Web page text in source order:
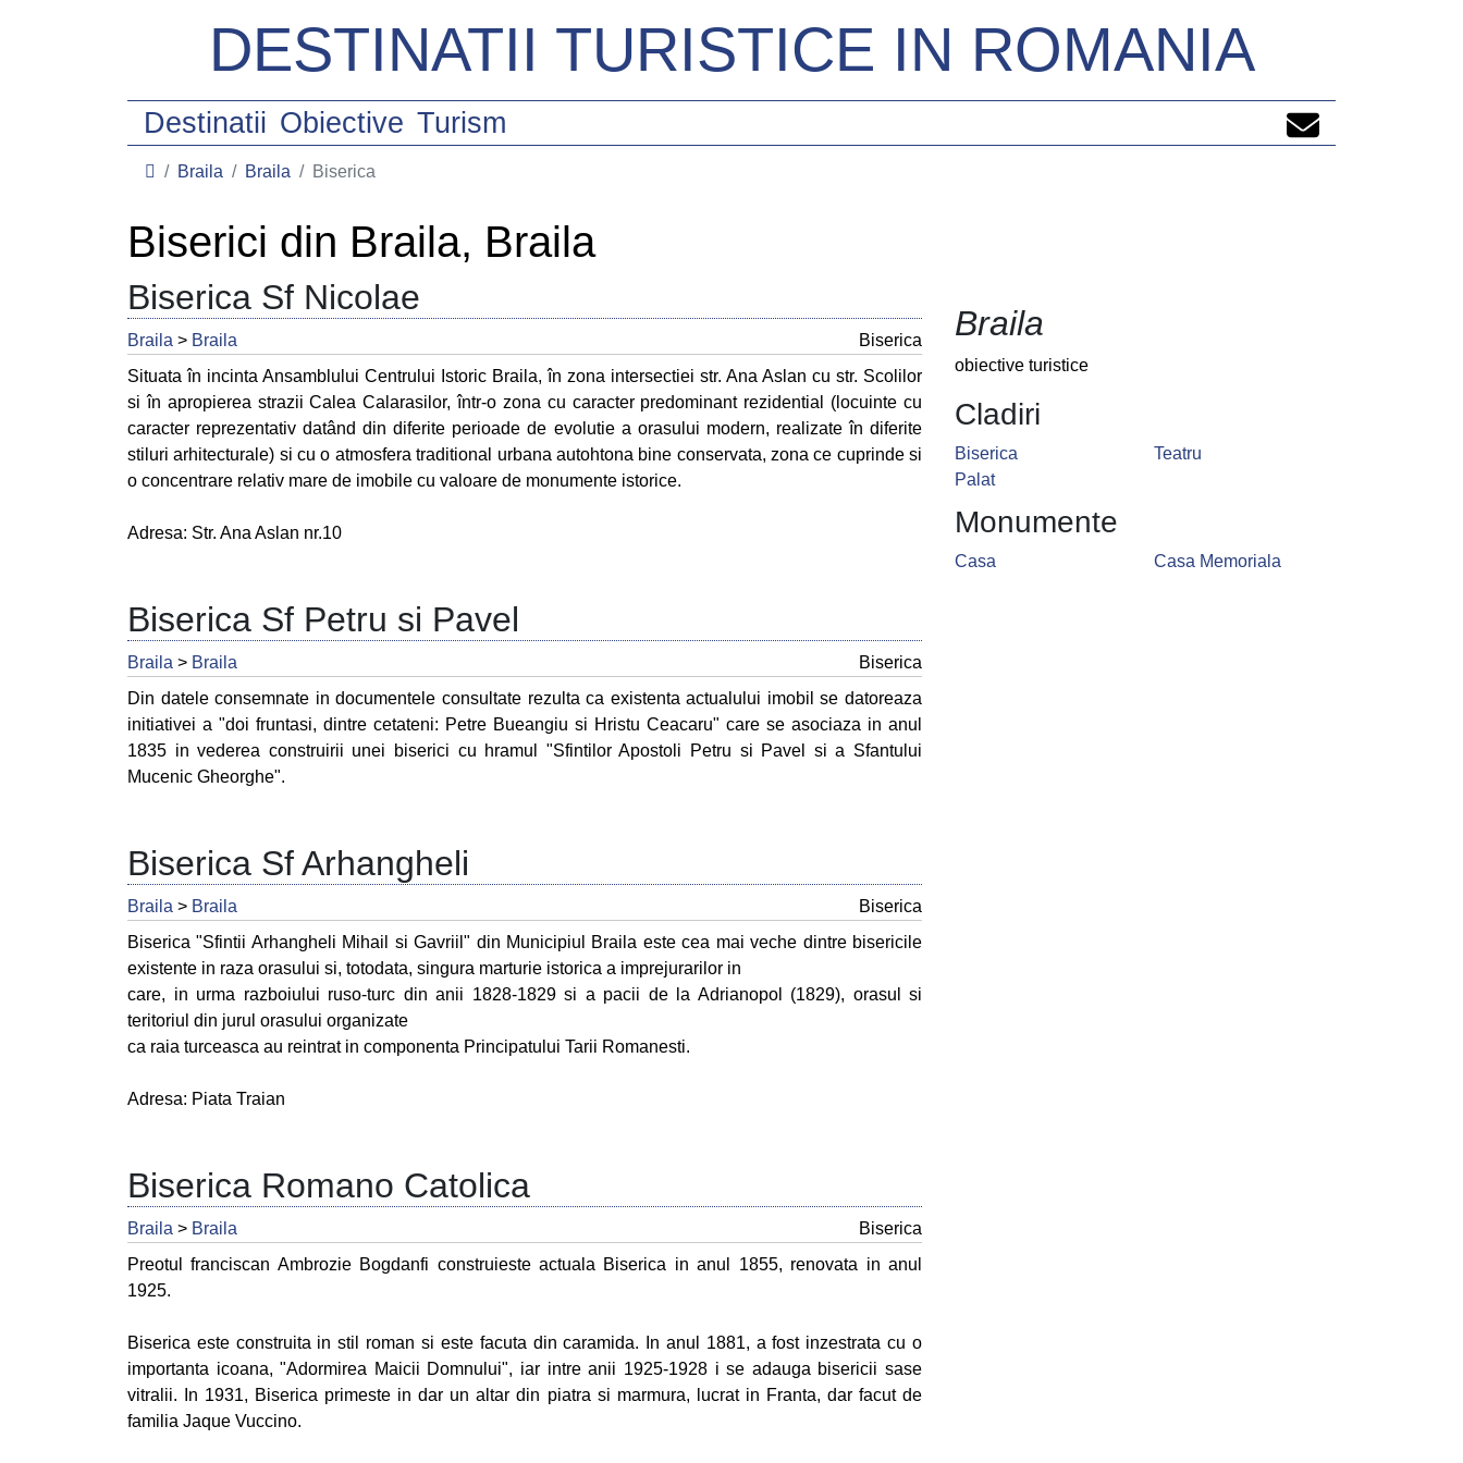
DESTINATII TURISTICE IN ROMANIA
Destinatii Obiective Turism
Braila Braila Biserica
Biserici din Braila, Braila
Biserica Sf Nicolae
Braila > Braila
Biserica
Situata în incinta Ansamblului Centrului Istoric Braila, în zona intersectiei str. Ana Aslan cu str. Scolilor
si în apropierea strazii Calea Calarasilor, într-o zona cu caracter predominant rezidential (locuinte cu
caracter reprezentativ datând din diferite perioade de evolutie a orasului modern, realizate în diferite
stiluri arhitecturale) si cu o atmosfera traditional urbana autohtona bine conservata, zona ce cuprinde si
o concentrare relativ mare de imobile cu valoare de monumente istorice.
Adresa: Str. Ana Aslan nr.10
Biserica Sf Petru si Pavel
Braila > Braila
Biserica
Din datele consemnate in documentele consultate rezulta ca existenta actualului imobil se datoreaza
initiativei a "doi fruntasi, dintre cetateni: Petre Bueangiu si Hristu Ceacaru" care se asociaza in anul
1835 in vederea construirii unei biserici cu hramul "Sfintilor Apostoli Petru si Pavel si a Sfantului
Mucenic Gheorghe".
Biserica Sf Arhangheli
Braila > Braila
Biserica
Biserica "Sfintii Arhangheli Mihail si Gavriil" din Municipiul Braila este cea mai veche dintre bisericile
existente in raza orasului si, totodata, singura marturie istorica a imprejurarilor in
care, in urma razboiului ruso-turc din anii 1828-1829 si a pacii de la Adrianopol (1829), orasul si
teritoriul din jurul orasului organizate
ca raia turceasca au reintrat in componenta Principatului Tarii Romanesti.
Adresa: Piata Traian
Biserica Romano Catolica
Braila > Braila
Biserica
Preotul franciscan Ambrozie Bogdanfi construieste actuala Biserica in anul 1855, renovata in anul
1925.
Biserica este construita in stil roman si este facuta din caramida. In anul 1881, a fost inzestrata cu o
importanta icoana, "Adormirea Maicii Domnului", iar intre anii 1925-1928 i se adauga bisericii sase
vitralii. In 1931, Biserica primeste in dar un altar din piatra si marmura, lucrat in Franta, dar facut de
familia Jaque Vuccino.
Braila
obiective turistice
Cladiri
Biserica
Palat
Teatru
Monumente
Casa Casa Memoriala